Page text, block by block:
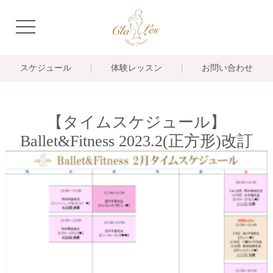
navigation
スケジュール 体験レッスン お問い合わせ
【タイムスケジュール】
Ballet&Fitness 2023.2(正方形)改訂